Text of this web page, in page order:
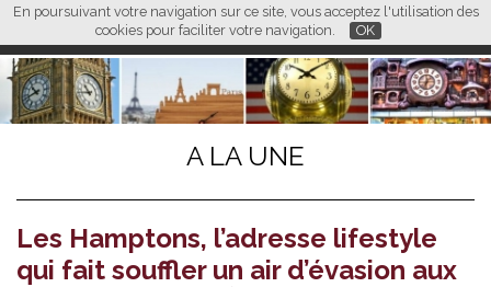
En poursuivant votre navigation sur ce site, vous acceptez l'utilisation des
cookies pour faciliter votre navigation.
OK
FR EN CN
L M
A LA UNE
Les Hamptons, l’adresse lifestyle
qui fait souffler un air d’évasion aux